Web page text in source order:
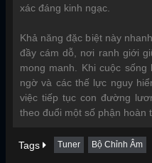
xác đáng kinh ngạc.
Khả năng đặc biệt này
đầy cám dỗ, nơi ranh giới
mong manh. Khi cuộc
ngờ và các thế lực nguy
việc tiếp tục con đường
theo đuổi một số phận hoàn
Tags Tuner Bộ Chỉnh Âm